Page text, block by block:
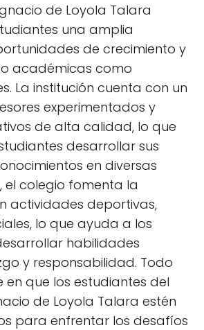
de Loyola Talara
una amplia
de crecimiento y
académicas como
La institución cuenta con un
experimentados y
de alta calidad, lo que
desarrollar sus
en diversas
el colegio fomenta la
actividades deportivas,
lo que ayuda a los
habilidades
y responsabilidad. Todo
en que los estudiantes del
de Loyola Talara estén
para enfrentar los desafíos